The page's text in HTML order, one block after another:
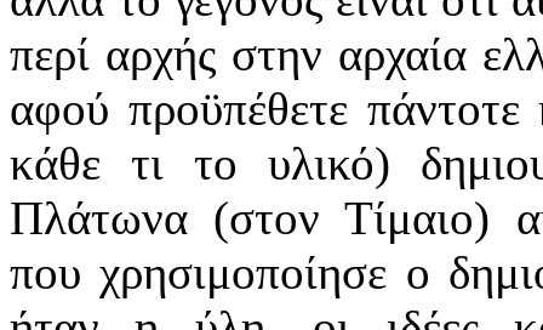
περί αρχής στην αρχαία
αφού προϋπέθετε
κάθε τι το υλικό)
Πλάτωνα (στον Τίμαιο)
που χρησιμοποίησε ο